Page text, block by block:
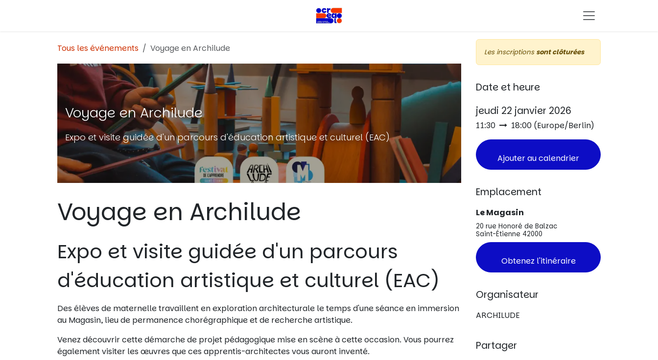
Tous les événements Voyage en Archilude
Voyage en Archilude
Expo et visite guidée d'un parcours d'éducation artistique et culturel (EAC)
Voyage en Archilude
Expo et visite guidée d'un parcours
d'éducation artistique et culturel (EAC)
Des élèves de maternelle travaillent en exploration architecturale le temps d'une séance en immersion
au Magasin, lieu de permanence chorégraphique et de recherche artistique.
Venez découvrir cette démarche de projet pédagogique mise en scène à cette occasion. Vous pourrez
également visiter les œuvres que ces apprentis-architectes vous auront inventé.
Les inscriptions sont clôturées
Date et heure
jeudi 22 janvier 2026
11:30 18:00 (Europe/Berlin)
Ajouter au calendrier
Emplacement
Le Magasin
20 rue Honoré de Balzac
Saint-Étienne 42000
Obtenez l'itinéraire
Organisateur
ARCHILUDE
Partager